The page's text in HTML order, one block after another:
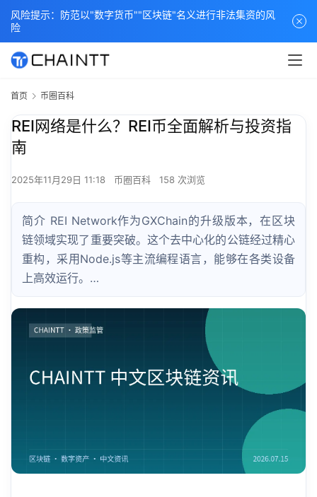
首页 币圈百科
REI网络是什么？REI币全面解析与投资指
南
2025年11月29日 11:18 币圈百科 158 次浏览
简介 REI Network作为GXChain的升级版本，在区块
链领域实现了重要突破。这个去中心化的公链经过精心
重构，采用Node.js等主流编程语言，能够在各类设备
上高效运行。…
风险提示：防范以"数字货币""区块链"名义进行非法集资的风
险